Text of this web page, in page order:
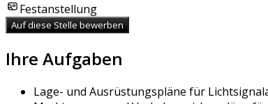
Festanstellung
Auf diese Stelle bewerben
Ihre Aufgaben
Lage- und Ausrüstungspläne für